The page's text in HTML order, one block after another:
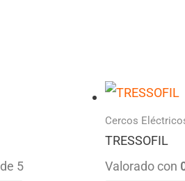
de 5
Cercos
TRESSOFIL
Valorado con